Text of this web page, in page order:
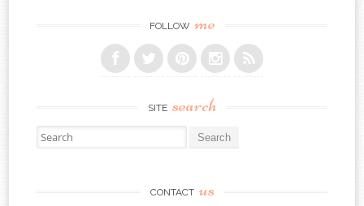
FOLLOW me
SITE search
Search for:
CONTACT us